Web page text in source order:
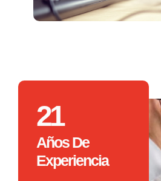
21
Años De
Experiencia